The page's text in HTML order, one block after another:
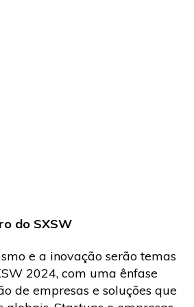
do SXSW
e a inovação serão temas
2024, com uma ênfase
de empresas e soluções que